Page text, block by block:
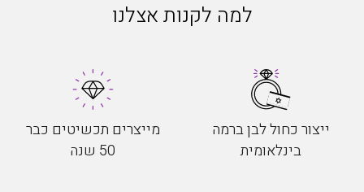
למה לקנות אצלנו
ייצור כחול לבן ברמה
בינלאומית
מייצרים תכשיטים כבר
50 שנה